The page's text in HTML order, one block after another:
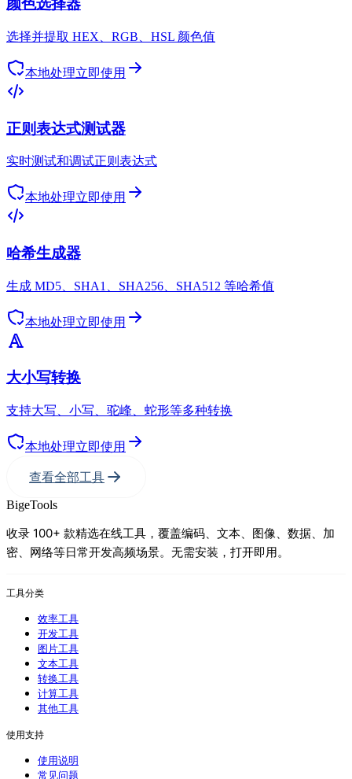
颜色选择器
选择并提取 HEX、RGB、HSL 颜色值
本地处理立即使用
正则表达式测试器
实时测试和调试正则表达式
本地处理立即使用
哈希生成器
生成 MD5、SHA1、SHA256、SHA512 等哈希值
本地处理立即使用
大小写转换
支持大写、小写、驼峰、蛇形等多种转换
本地处理立即使用
查看全部工具
BigeTools
收录 100+ 款精选在线工具，覆盖编码、文本、图像、数据、加
密、网络等日常开发高频场景。无需安装，打开即用。
工具分类
效率工具
开发工具
图片工具
文本工具
转换工具
计算工具
其他工具
使用支持
使用说明
常见问题